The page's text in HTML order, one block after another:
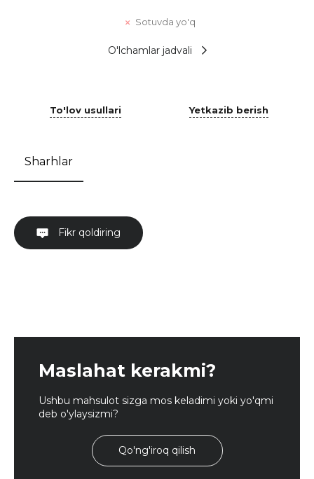
Sotuvda yo'q
O'lchamlar jadvali
To'lov usullari Yetkazib berish
Sharhlar
Fikr qoldiring
Maslahat kerakmi?
Ushbu mahsulot sizga mos keladimi yoki yo'qmi
deb o'ylaysizmi?
Qo'ng'iroq qilish